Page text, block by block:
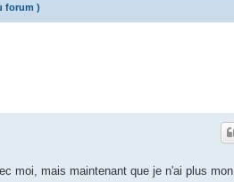
forum )
moi, mais maintenant que je n'ai plus mon